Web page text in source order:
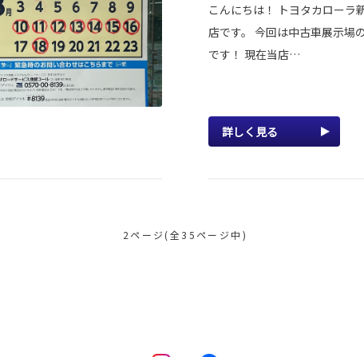
こんにちは！ トヨタカローラ
店です。 今回は中古車展示場
です！ 現在当店…
詳しく見る
2ページ(全35ページ中)